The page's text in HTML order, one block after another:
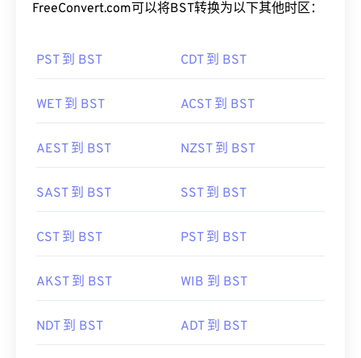
FreeConvert.com可以将BST转换为以下其他时区：
PST 到 BST CDT 到 BST
WET 到 BST ACST 到 BST
AEST 到 BST NZST 到 BST
SAST 到 BST SST 到 BST
CST 到 BST PST 到 BST
AKST 到 BST WIB 到 BST
NDT 到 BST ADT 到 BST